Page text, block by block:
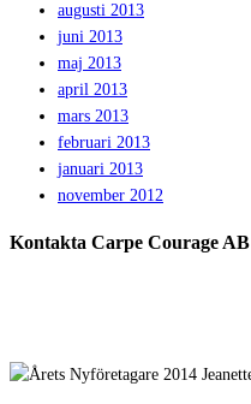
augusti 2013
juni 2013
maj 2013
april 2013
mars 2013
februari 2013
januari 2013
november 2012
Kontakta Carpe Courage AB